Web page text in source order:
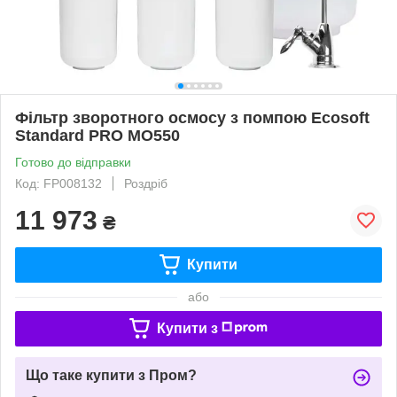
Фільтр зворотного осмосу з помпою Ecosoft
Standard PRO MO550
Готово до відправки
Код: FP008132
Роздріб
11 973 ₴
Купити
або
Купити з
Що таке купити з Пром?